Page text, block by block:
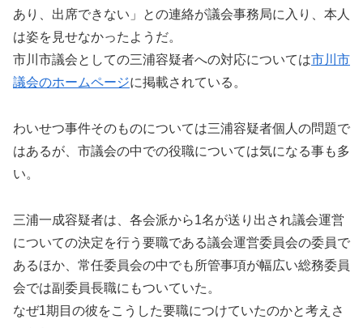
あり、出席できない」との連絡が議会事務局に入り、本人
は姿を見せなかったようだ。
市川市議会としての三浦容疑者への対応については市川市
議会のホームページに掲載されている。
わいせつ事件そのものについては三浦容疑者個人の問題で
はあるが、市議会の中での役職については気になる事も多
い。
三浦一成容疑者は、各会派から1名が送り出され議会運営
についての決定を行う要職である議会運営委員会の委員で
あるほか、常任委員会の中でも所管事項が幅広い総務委員
会では副委員長職にもついていた。
なぜ1期目の彼をこうした要職につけていたのかと考えさ